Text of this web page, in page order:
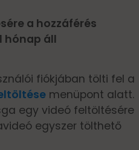
a hozzáférés
hónap áll
fiókjában tölti fel a
menüpont alatt.
egy videó feltöltésére
egyszer tölthető